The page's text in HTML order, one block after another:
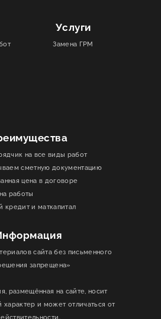
Услуги
Замена ГРМ
на все виды работ
сметную документацию
цена в договоре
работы
кредит и маткапитал
сайта без письменного
запрещена»
размещённая на сайте, носит
характер и может отличаться от